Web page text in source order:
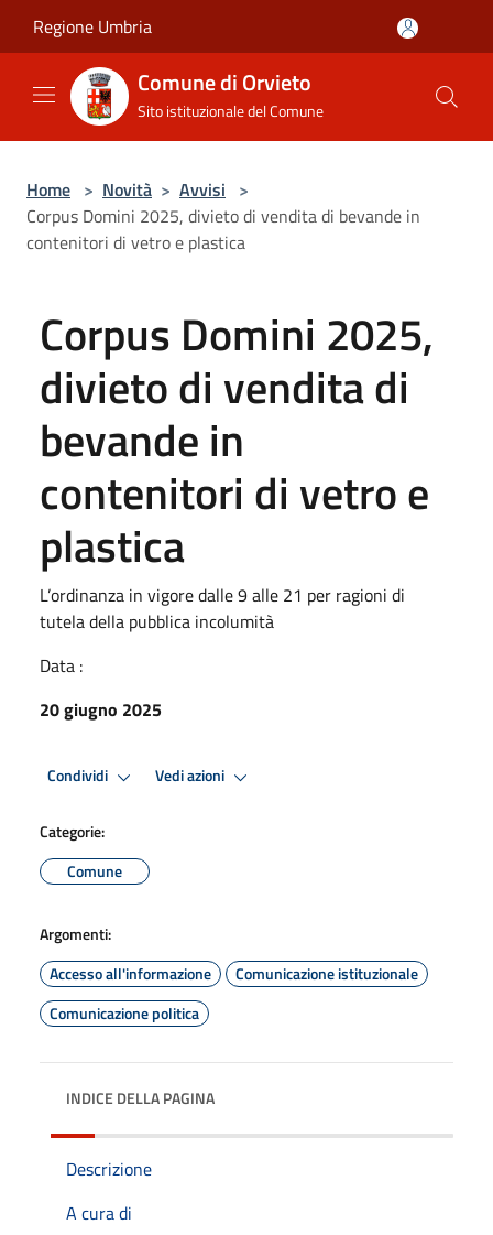
Regione Umbria
Comune di Orvieto
Sito istituzionale del Comune
Home > Novità > Avvisi >
Corpus Domini 2025, divieto di vendita di bevande in
contenitori di vetro e plastica
Corpus Domini 2025,
divieto di vendita di
bevande in
contenitori di vetro e
plastica
L’ordinanza in vigore dalle 9 alle 21 per ragioni di
tutela della pubblica incolumità
Data :
20 giugno 2025
Condividi Vedi azioni
Categorie:
Comune
Argomenti:
Accesso all'informazione
Comunicazione istituzionale
Comunicazione politica
INDICE DELLA PAGINA
Descrizione
A cura di